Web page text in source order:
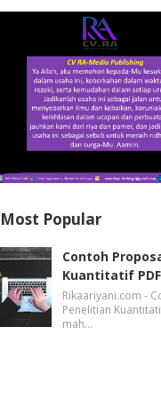
Most Popular
Contoh
Kuantitatif PDF
Rikaariyani.com -
Penelitian
mah…